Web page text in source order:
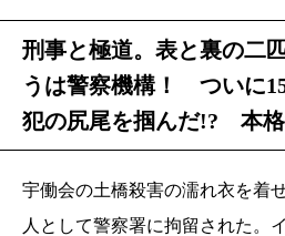
刑事と極道。表と裏の二
うは警察機構！ ついに
犯の尻尾を掴んだ!? 本格
宇働会の土橋殺害の濡れ衣を着
人として警察署に拘留された。